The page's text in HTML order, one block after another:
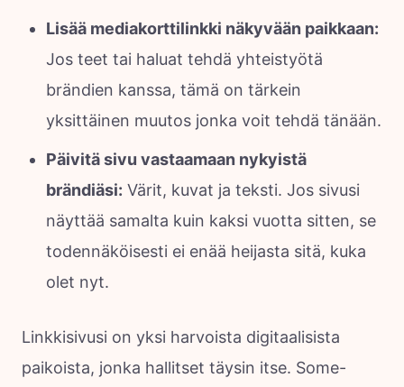
Lisää mediakorttilinkki näkyvään paikkaan:
Jos teet tai haluat tehdä yhteistyötä
brändien kanssa, tämä on tärkein
yksittäinen muutos jonka voit tehdä tänään.
Päivitä sivu vastaamaan nykyistä
brändiäsi: Värit, kuvat ja teksti. Jos sivusi
näyttää samalta kuin kaksi vuotta sitten, se
todennäköisesti ei enää heijasta sitä, kuka
olet nyt.
Linkkisivusi on yksi harvoista digitaalisista
paikoista, jonka hallitset täysin itse. Some-